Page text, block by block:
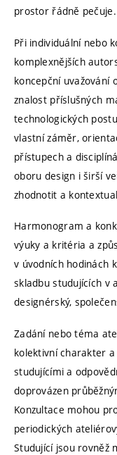
prostor řádně pečuje.
Při individuální nebo
komplexnějších
koncepční uvažování
znalost příslušných
technologických
vlastní záměr,
přístupech a
oboru design i širší
zhodnotit a
Harmonogram a
výuky a kritéria a
v úvodních hodinách
skladbu studujících v
designérský,
Zadání nebo téma
kolektivní charakter
studujícími a
doprovázen
Konzultace mohou
periodických
Studující jsou rovněž